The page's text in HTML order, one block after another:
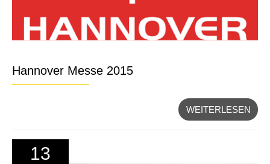
Hannover Messe 2015
WEITERLESEN
13